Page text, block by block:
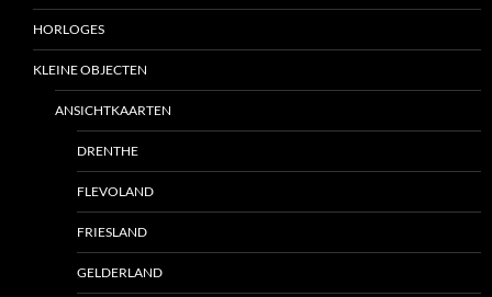
HORLOGES
KLEINE OBJECTEN
ANSICHTKAARTEN
DRENTHE
FLEVOLAND
FRIESLAND
GELDERLAND